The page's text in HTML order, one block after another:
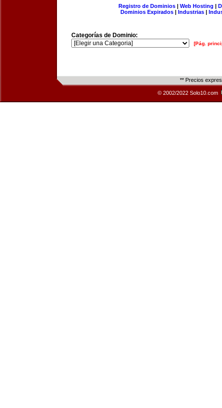
Registro de Dominios| Web Hosting |
Dominios Expirados | Industrias |
Categorías de Dominio:
[Pág.
** Precios
© 2002/2022 Solo10.com